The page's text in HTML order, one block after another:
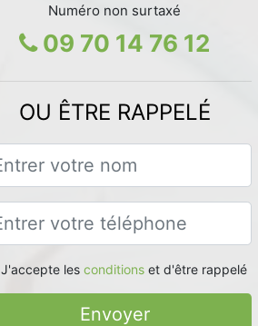
Numéro non surtaxé
09 70 14 76 12
OU ÊTRE RAPPELÉ
J'accepte les conditionset d'être rappelé
Envoyer